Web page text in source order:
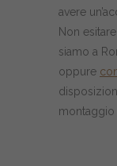
avere
Non
siamo a
oppure